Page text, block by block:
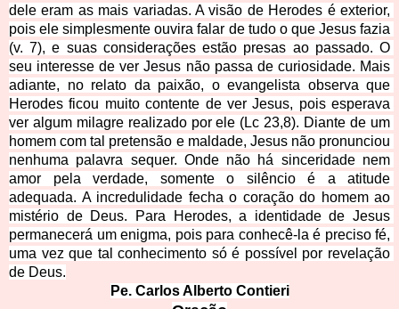
dele eram as mais variadas. A visão de Herodes é exterior,
pois ele simplesmente ouvira falar de tudo o que Jesus fazia
(v. 7), e suas considerações estão presas ao passado. O
seu interesse de ver Jesus não passa de curiosidade. Mais
adiante, no relato da paixão, o evangelista observa que
Herodes ficou muito contente de ver Jesus, pois esperava
ver algum milagre realizado por ele (Lc 23,8). Diante de um
homem com tal pretensão e maldade, Jesus não pronunciou
nenhuma palavra sequer. Onde não há sinceridade nem
amor pela verdade, somente o silêncio é a atitude
adequada. A incredulidade fecha o coração do homem ao
mistério de Deus. Para Herodes, a identidade de Jesus
permanecerá um enigma, pois para conhecê-la é preciso fé,
uma vez que tal conhecimento só é possível por revelação
de Deus.
Pe. Carlos Alberto Contieri